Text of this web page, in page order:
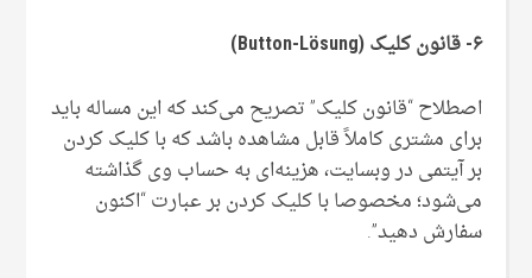
۶- قانون کلیک (Button-Lösung)
اصطلاح “قانون کلیک” تصریح می‌کند که این مساله باید
برای مشتری کاملاً قابل مشاهده باشد که با کلیک کردن
بر آیتمی در وبسایت، هزینه‌ای به حساب وی گذاشته
می‌شود؛ مخصوصا با کلیک کردن بر عبارت “اکنون
سفارش دهید”.